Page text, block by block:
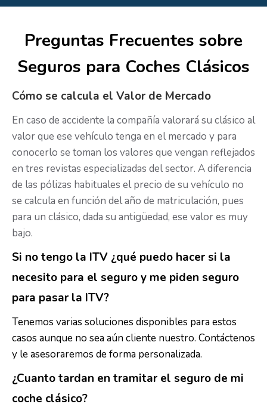
Preguntas Frecuentes sobre
Seguros para Coches Clásicos
Cómo se calcula el Valor de Mercado
En caso de accidente la compañía valorará su clásico al
valor que ese vehículo tenga en el mercado y para
conocerlo se toman los valores que vengan reflejados
en tres revistas especializadas del sector. A diferencia
de las pólizas habituales el precio de su vehículo no
se calcula en función del año de matriculación, pues
para un clásico, dada su antigüedad, ese valor es muy
bajo.
Si no tengo la ITV ¿qué puedo hacer si la
necesito para el seguro y me piden seguro
para pasar la ITV?
Tenemos varias soluciones disponibles para estos
casos aunque no sea aún cliente nuestro. Contáctenos
y le asesoraremos de forma personalizada.
¿Cuanto tardan en tramitar el seguro de mi
coche clásico?